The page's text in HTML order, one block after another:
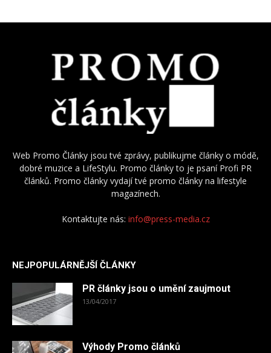
Web Promo Články jsou tvé zprávy, publikujme články o módě,
dobré muzice a LifeStylu. Promo články to je psaní Profi PR
článků. Promo články vydají tvé promo články na lifestyle
magazínech.
Kontaktujte nás: info@press-media.cz
NEJPOPULÁRNĚJŠÍ ČLÁNKY
PR články jsou o umění zaujmout
13/04/2017
Výhody Promo článků